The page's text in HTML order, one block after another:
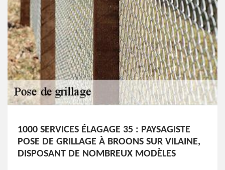
1000 SERVICES ÉLAGAGE 35 : PAYSAGISTE
POSE DE GRILLAGE À BROONS SUR VILAINE,
DISPOSANT DE NOMBREUX MODÈLES